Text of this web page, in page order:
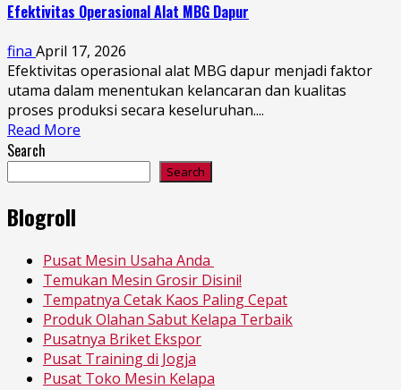
Efektivitas Operasional Alat MBG Dapur
fina April 17, 2026
Efektivitas operasional alat MBG dapur menjadi faktor
utama dalam menentukan kelancaran dan kualitas
proses produksi secara keseluruhan....
Read More
Search
Search
Blogroll
Pusat Mesin Usaha Anda
Temukan Mesin Grosir Disini!
Tempatnya Cetak Kaos Paling Cepat
Produk Olahan Sabut Kelapa Terbaik
Pusatnya Briket Ekspor
Pusat Training di Jogja
Pusat Toko Mesin Kelapa